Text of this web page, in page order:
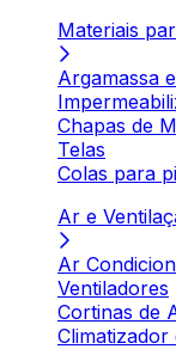
Materiais
Argamassa
Chapas de
Telas
Colas para
Ar e
Ar
Ventiladores
Cortinas de
Climatizador